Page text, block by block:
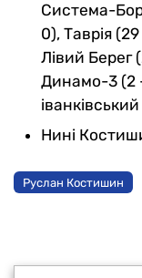
Система-
0), Таврія
Лівий Берег
Динамо-3 (2
Нині
Руслан Костишин